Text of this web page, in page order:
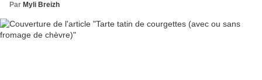
Par Myli Breizh